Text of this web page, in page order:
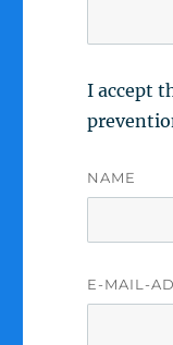
I accept
NAME
E-MAIL-